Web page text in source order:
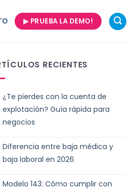
▶ PRUEBA LA DEMO!
RECIENTES
¿Te pierdes con la cuenta de
explotación? Guía rápida para
negocios
Diferencia entre baja médica y
baja laboral en 2026
Modelo 143: Cómo cumplir con